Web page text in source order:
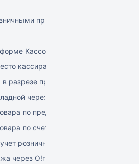
продажами
Кассовые операции
кассира
разрезе продавцов-консультантов
через POS
по предоплате
по счет-фактуре
розничных продаж
через O!плати